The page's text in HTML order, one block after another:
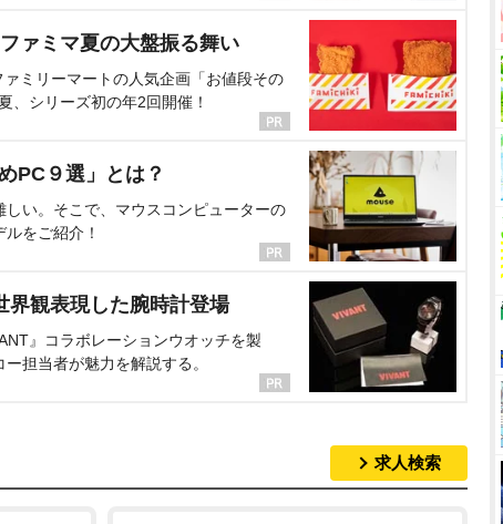
ァミマ夏の大盤振る舞い
ミリーマートの人気企画「お値段その
、シリーズ初の年2回開催！
PC９選」とは？
い。そこで、マウスコンピューターの
をご紹介！
界観表現した腕時計登場
』コラボレーションウオッチを製
担当者が魅力を解説する。
求人検索